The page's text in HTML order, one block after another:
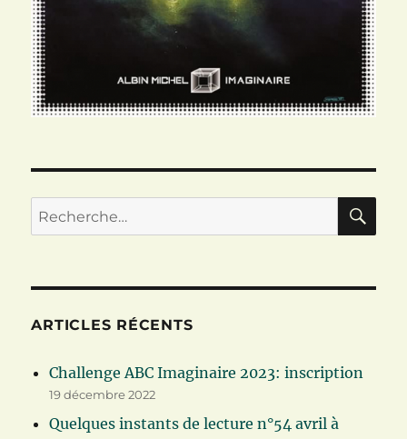
Recherche
pour :
ARTICLES RÉCENTS
Challenge ABC Imaginaire 2023: inscription
19 décembre 2022
Quelques instants de lecture n°54 avril à